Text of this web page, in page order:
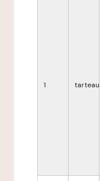
1